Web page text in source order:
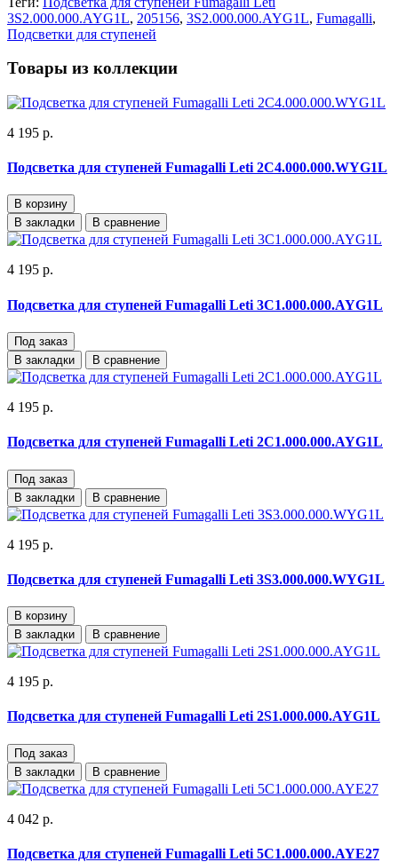
3S2.000.000.AYG1L, 205156, 3S2.000.000.AYG1L, Fumagalli,
Подсветки для ступеней
Товары из коллекции
4 195 р.
Подсветка для ступеней Fumagalli Leti 2C4.000.000.WYG1L
В корзину
В закладки
В сравнение
4 195 р.
Подсветка для ступеней Fumagalli Leti 3C1.000.000.AYG1L
Под заказ
В закладки
В сравнение
4 195 р.
Подсветка для ступеней Fumagalli Leti 2C1.000.000.AYG1L
Под заказ
В закладки
В сравнение
4 195 р.
Подсветка для ступеней Fumagalli Leti 3S3.000.000.WYG1L
В корзину
В закладки
В сравнение
4 195 р.
Подсветка для ступеней Fumagalli Leti 2S1.000.000.AYG1L
Под заказ
В закладки
В сравнение
4 042 р.
Подсветка для ступеней Fumagalli Leti 5C1.000.000.AYE27